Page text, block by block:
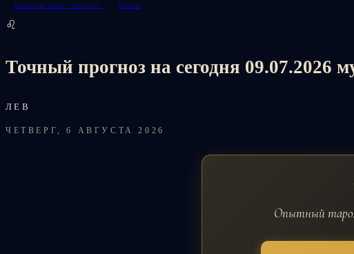
Консультация таролога Войти
♌
Точный прогноз на сегодня 09.07.2026
ЛЕВ
ЧЕТВЕРГ, 6 АВГУСТА 2026
Опытный